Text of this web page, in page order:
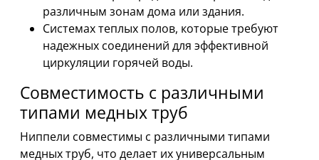
различным зонам дома или здания.
Системах теплых полов, которые требуют
надежных соединений для эффективной
циркуляции горячей воды.
Совместимость с различными
типами медных труб
Ниппели совместимы с различными типами
медных труб, что делает их универсальным